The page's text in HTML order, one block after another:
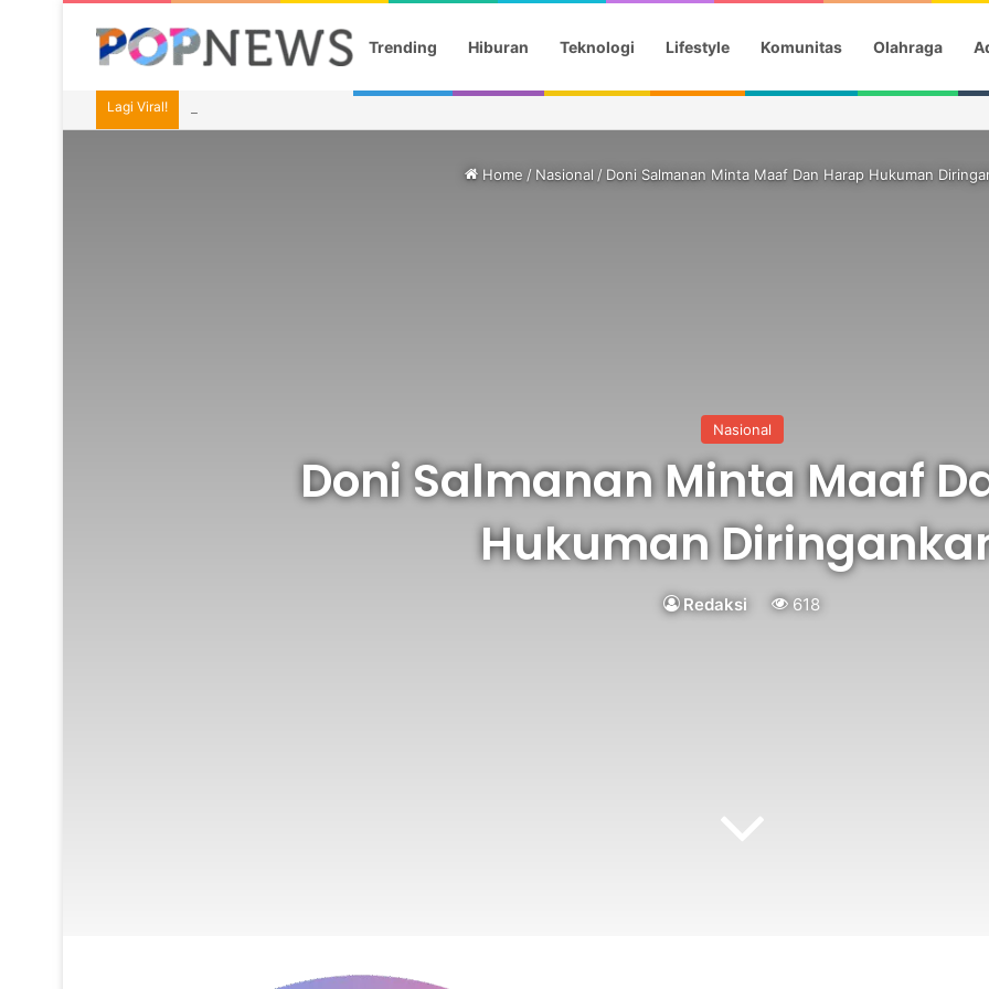
Trending Hiburan Teknologi Lifestyle Komunitas Olahraga
Lagi Viral!
Home / Nasional / Doni Salmanan Minta Maaf Dan Harap Hukuman
Nasional
Doni Salmanan Minta Maaf
Hukuman
Redaksi 618